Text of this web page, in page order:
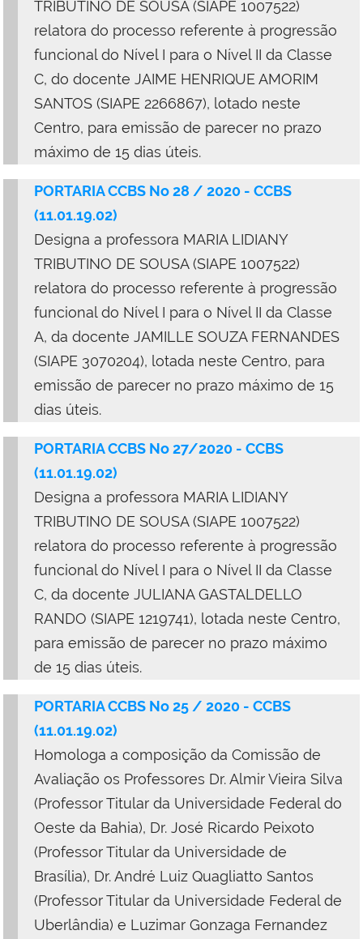
TRIBUTINO DE SOUSA (SIAPE 1007522)
relatora do processo referente à progressão
funcional do Nível I para o Nível II da Classe
C, do docente JAIME HENRIQUE AMORIM
SANTOS (SIAPE 2266867), lotado neste
Centro, para emissão de parecer no prazo
máximo de 15 dias úteis.
PORTARIA CCBS No 28 / 2020 - CCBS
(11.01.19.02)
Designa a professora MARIA LIDIANY
TRIBUTINO DE SOUSA (SIAPE 1007522)
relatora do processo referente à progressão
funcional do Nível I para o Nível II da Classe
A, da docente JAMILLE SOUZA FERNANDES
(SIAPE 3070204), lotada neste Centro, para
emissão de parecer no prazo máximo de 15
dias úteis.
PORTARIA CCBS No 27/2020 - CCBS
(11.01.19.02)
Designa a professora MARIA LIDIANY
TRIBUTINO DE SOUSA (SIAPE 1007522)
relatora do processo referente à progressão
funcional do Nível I para o Nível II da Classe
C, da docente JULIANA GASTALDELLO
RANDO (SIAPE 1219741), lotada neste Centro,
para emissão de parecer no prazo máximo
de 15 dias úteis.
PORTARIA CCBS No 25 / 2020 - CCBS
(11.01.19.02)
Homologa a composição da Comissão de
Avaliação os Professores Dr. Almir Vieira Silva
(Professor Titular da Universidade Federal do
Oeste da Bahia), Dr. José Ricardo Peixoto
(Professor Titular da Universidade de
Brasília), Dr. André Luiz Quagliatto Santos
(Professor Titular da Universidade Federal de
Uberlândia) e Luzimar Gonzaga Fernandez